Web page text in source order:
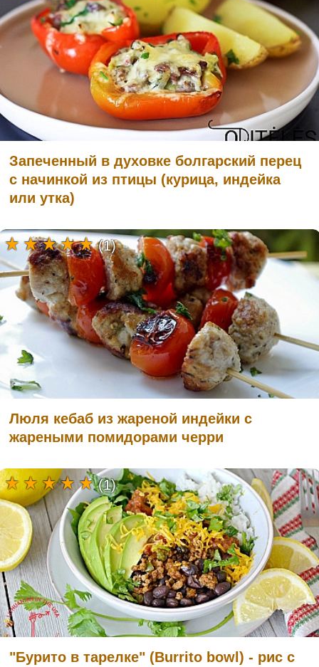
Запеченный в духовке болгарский перец
с начинкой из птицы (курица, индейка
или утка)
Люля кебаб из жареной индейки с
жареными помидорами черри
(1)
"Бурито в тарелке" (Burrito bowl) - рис с
(1)